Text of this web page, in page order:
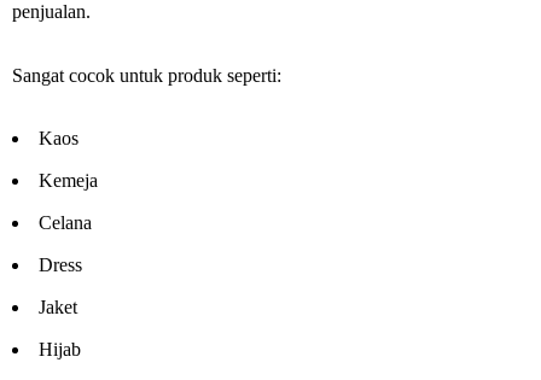
penjualan.
Sangat cocok untuk produk seperti:
Kaos
Kemeja
Celana
Dress
Jaket
Hijab